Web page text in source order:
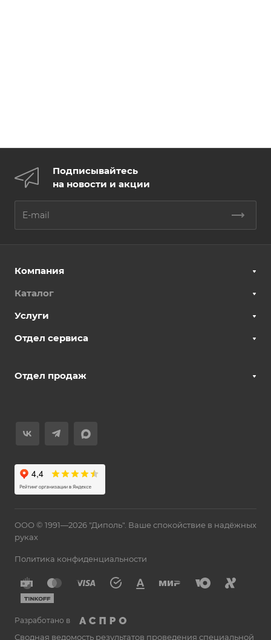
Подписывайтесь
на новости и акции
Компания
Каталог
Услуги
Отдел сервиса
Отдел продаж
ООО © 1991—2026 "Диполь". Ваше спокойствие в надёжных
руках
Политика конфиденциальности
Разработано в
Сводная ведомость результатов проведения специальной